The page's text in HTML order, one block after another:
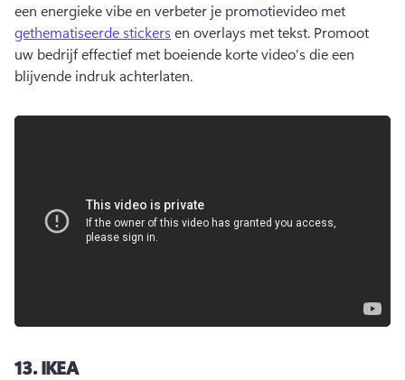
een energieke vibe en verbeter je promotievideo met
gethematiseerde stickers en overlays met tekst. Promoot
uw bedrijf effectief met boeiende korte video's die een
blijvende indruk achterlaten.
13.IKEA